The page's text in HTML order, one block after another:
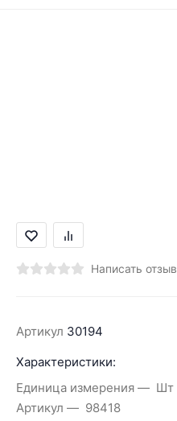
Написать отзыв
Артикул 30194
Характеристики:
Единица измерения
Шт
Артикул
98418